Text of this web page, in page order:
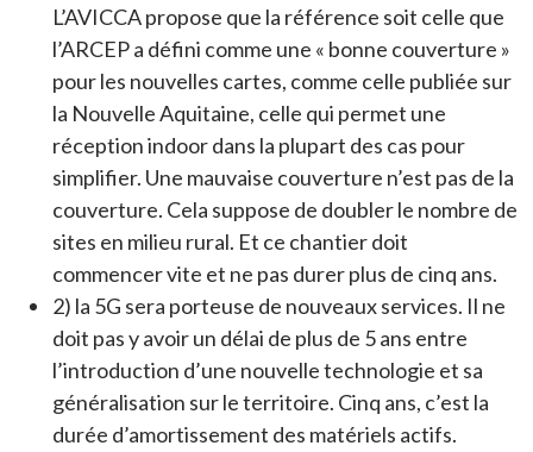
L’AVICCA propose que la référence soit celle que
l’ARCEP a défini comme une « bonne couverture »
pour les nouvelles cartes, comme celle publiée sur
la Nouvelle Aquitaine, celle qui permet une
réception indoor dans la plupart des cas pour
simplifier. Une mauvaise couverture n’est pas de la
couverture. Cela suppose de doubler le nombre de
sites en milieu rural. Et ce chantier doit
commencer vite et ne pas durer plus de cinq ans.
2) la 5G sera porteuse de nouveaux services. Il ne
doit pas y avoir un délai de plus de 5 ans entre
l’introduction d’une nouvelle technologie et sa
généralisation sur le territoire. Cinq ans, c’est la
durée d’amortissement des matériels actifs.